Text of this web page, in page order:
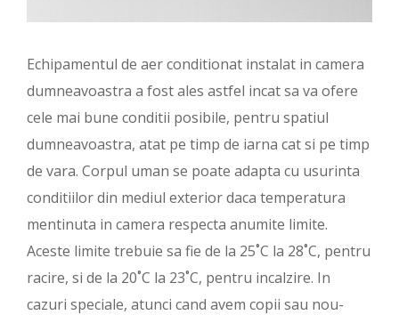
Echipamentul de aer conditionat instalat in camera
dumneavoastra a fost ales astfel incat sa va ofere
cele mai bune conditii posibile, pentru spatiul
dumneavoastra, atat pe timp de iarna cat si pe timp
de vara. Corpul uman se poate adapta cu usurinta
conditiilor din mediul exterior daca temperatura
mentinuta in camera respecta anumite limite.
Aceste limite trebuie sa fie de la 25˚C la 28˚C, pentru
racire, si de la 20˚C la 23˚C, pentru incalzire. In
cazuri speciale, atunci cand avem copii sau nou-